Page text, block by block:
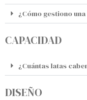
¿Cómo gestiono
CAPACIDAD
¿Cuántas latas
DISEÑO